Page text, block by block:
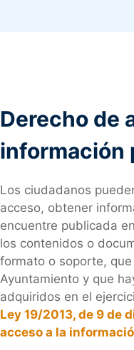
Derecho de
información
Los ciudadanos
acceso, obtener
encuentre publicada
los contenidos o
formato o soporte,
Ayuntamiento y que
adquiridos en el
Ley 19/2013, de 9 de
acceso a la